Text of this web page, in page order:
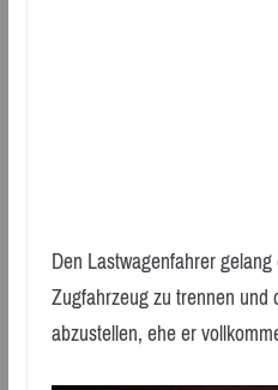
Den Lastwagenfahrer
Zugfahrzeug zu trennen
abzustellen, ehe er